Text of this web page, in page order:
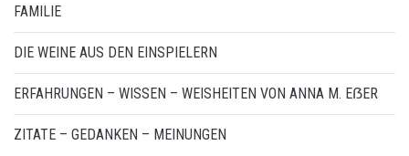
FAMILIE
DIE WEINE AUS DEN EINSPIELERN
ERFAHRUNGEN – WISSEN – WEISHEITEN VON ANNA M. EẞER
ZITATE – GEDANKEN – MEINUNGEN